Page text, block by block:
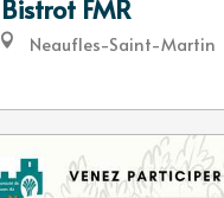
Bistrot FMR
Neaufles-Saint-Martin